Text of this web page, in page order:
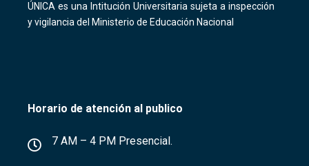
ÚNICA es una Intitución Universitaria sujeta a inspección
y vigilancia del Ministerio de Educación Nacional
Horario de atención al publico
7 AM – 4 PM Presencial.